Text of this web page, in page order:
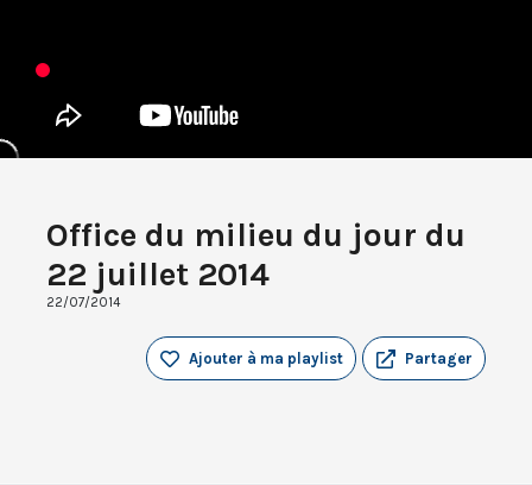
Office du milieu du jour du
22 juillet 2014
22/07/2014
Partager
Ajouter à ma playlist